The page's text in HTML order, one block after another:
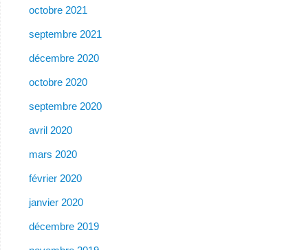
octobre 2021
septembre 2021
décembre 2020
octobre 2020
septembre 2020
avril 2020
mars 2020
février 2020
janvier 2020
décembre 2019